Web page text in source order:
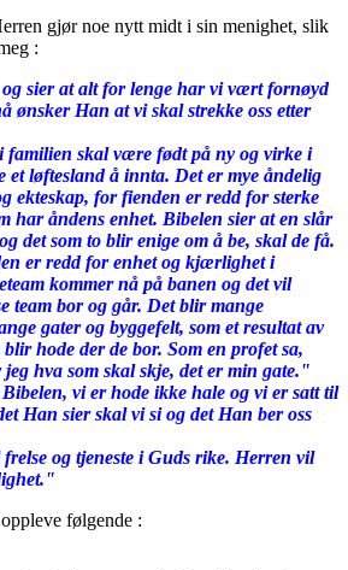
gjør noe nytt midt i sin menighet, slik
:
sier at alt for lenge har vi vært fornøyd
ønsker Han at vi skal strekke oss etter
familien skal være født på ny og virke i
et løftesland å innta. Det er mye åndelig
ekteskap, for fienden er redd for sterke
har åndens enhet. Bibelen sier at en slår
det som to blir enige om å be, skal de få.
er redd for enhet og kjærlighet i
kommer nå på banen og det vil
team bor og går. Det blir mange
gater og byggefelt, som et resultat av
hode der de bor. Som en profet sa,
hva som skal skje, det er min gate."
vi er hode ikke hale og vi er satt til
Han sier skal vi si og det Han ber oss
og tjeneste i Guds rike. Herren vil
følgende :